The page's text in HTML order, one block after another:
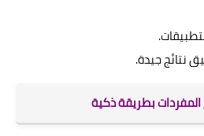
نتائج جيدة.